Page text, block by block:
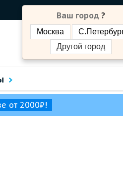
Ваш город ?
Москва
Другой город
от 2000₽!